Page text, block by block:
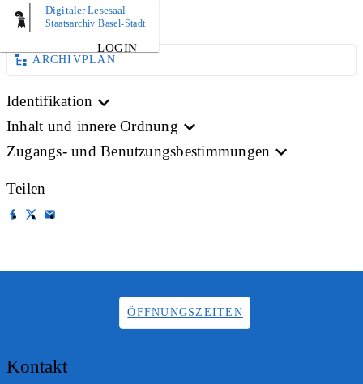
Digitaler Lesesaal
Staatsarchiv Basel-Stadt
LOGIN
AKTE
ARCHIVPLAN
Identifikation
Inhalt und innere Ordnung
Zugangs- und Benutzungsbestimmungen
Teilen
ÖFFNUNGSZEITEN
Kontakt